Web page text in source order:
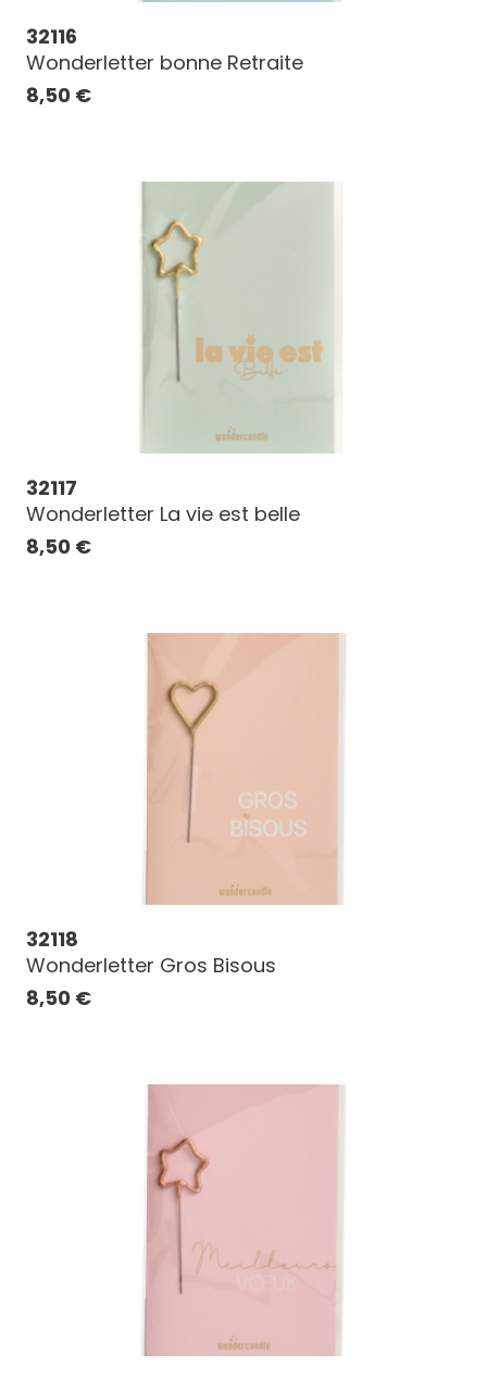
32116
Wonderletter bonne Retraite
8,50 €
32117
Wonderletter La vie est belle
8,50 €
32118
Wonderletter Gros Bisous
8,50 €